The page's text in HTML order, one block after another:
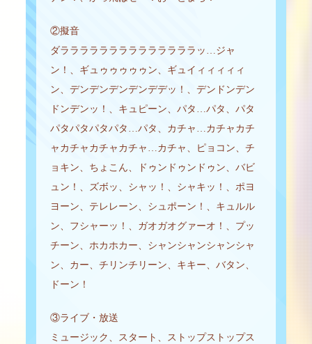
②擬音
ダララララララララララララララッ…ジャ
ン！、ギュゥゥゥゥゥン、ギュイィィィィィ
ン、デンデンデンデンデデッ！、デンドンデン
ドンデンッ！、キュピーン、パタ…パタ、パタ
パタパタパタパタ…パタ、カチャ…カチャカチ
ャカチャカチャカチャ…カチャ、ピョコン、チ
ョキン、ちょこん、ドゥンドゥンドゥン、バビ
ュン！、ズボッ、シャッ！、シャキッ！、ポヨ
ヨーン、テレレーン、シュポーン！、キュルル
ン、フシャーッ！、ガオガオグァーオ！、プッ
チーン、ホカホカー、シャンシャンシャンシャ
ン、カー、チリンチリーン、キキー、バタン、
ドーン！
③ライブ・放送
ミュージック、スタート、ストップストップス